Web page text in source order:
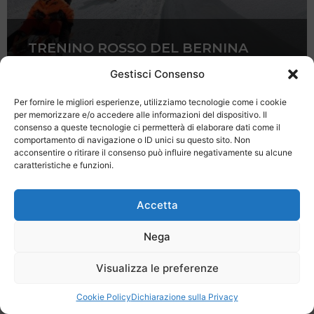
Gestisci Consenso
Per fornire le migliori esperienze, utilizziamo tecnologie come i cookie
per memorizzare e/o accedere alle informazioni del dispositivo. Il
consenso a queste tecnologie ci permetterà di elaborare dati come il
comportamento di navigazione o ID unici su questo sito. Non
acconsentire o ritirare il consenso può influire negativamente su alcune
caratteristiche e funzioni.
Accetta
Nega
Visualizza le preferenze
Cookie PolicyDichiarazione sulla Privacy
TRENINO ROSSO DEL BERNINA
Last Minute
Registrati Contatti
SPECIALE LAST MINUTE - SH WEB